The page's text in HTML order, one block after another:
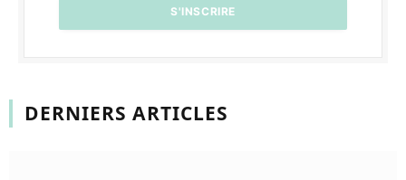
DERNIERS ARTICLES